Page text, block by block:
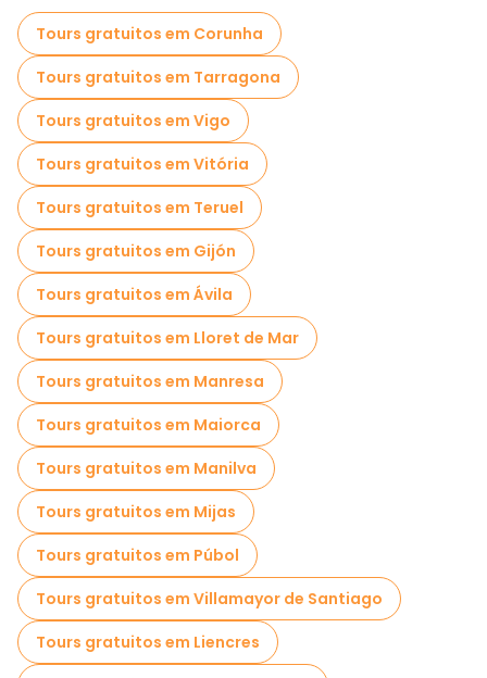
Passeios gastronômicos em Cuenca
Passeios gratuitos perto Plaza Mayor
Passeios gratuitos perto Cuenca Cathedral
Passeios gratuitos perto Iglesia San Pedro
Tours gratuitos em Corunha
Tours gratuitos em Tarragona
Tours gratuitos em Vigo
Tours gratuitos em Vitória
Tours gratuitos em Teruel
Tours gratuitos em Gijón
Tours gratuitos em Ávila
Tours gratuitos em Lloret de Mar
Tours gratuitos em Manresa
Tours gratuitos em Maiorca
Tours gratuitos em Manilva
Tours gratuitos em Mijas
Tours gratuitos em Púbol
Tours gratuitos em Villamayor de Santiago
Tours gratuitos em Liencres